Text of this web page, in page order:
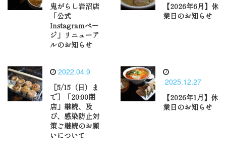
鬼がらし岩沼店
「公式
Instagramペー
ジ」リニューア
ルのお知らせ
【2026年6月】休
業日のお知らせ
2022.04.9
［5/15（日）ま
で］「20:00閉
店」継続、及
び、感染防止対
策ご継続のお願
いについて
2025.12.27
【2026年1月】休
業日のお知らせ